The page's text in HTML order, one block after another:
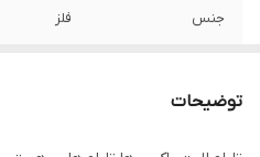
جنس فلز
توضیحات